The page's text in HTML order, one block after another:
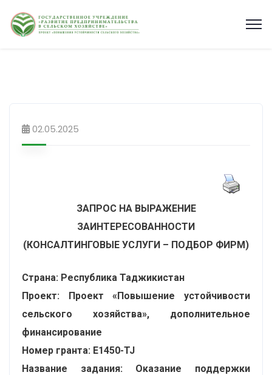
02.05.2025
ЗАПРОС НА ВЫРАЖЕНИЕ
ЗАИНТЕРЕСОВАННОСТИ
(КОНСАЛТИНГОВЫЕ УСЛУГИ – ПОДБОР ФИРМ)
Страна: Республика Таджикистан
Проект: Проект «Повышение устойчивости
сельского хозяйства», дополнительное
финансирование
Номер гранта: E1450-TJ
Название задания: Оказание поддержки